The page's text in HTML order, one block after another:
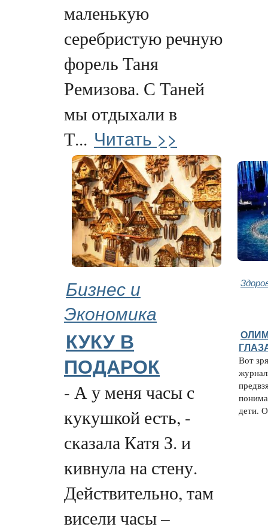
маленькую
серебристую речную
форель Таня
Ремизова. С Таней
мы отдыхали в
Т... Читать >>
Бизнес и
Экономика
КУКУ В
ПОДАРОК
- А у меня часы с
кукушкой есть, -
сказала Катя З. и
кивнула на стену.
Действительно, там
висели часы –
Вот
дети.